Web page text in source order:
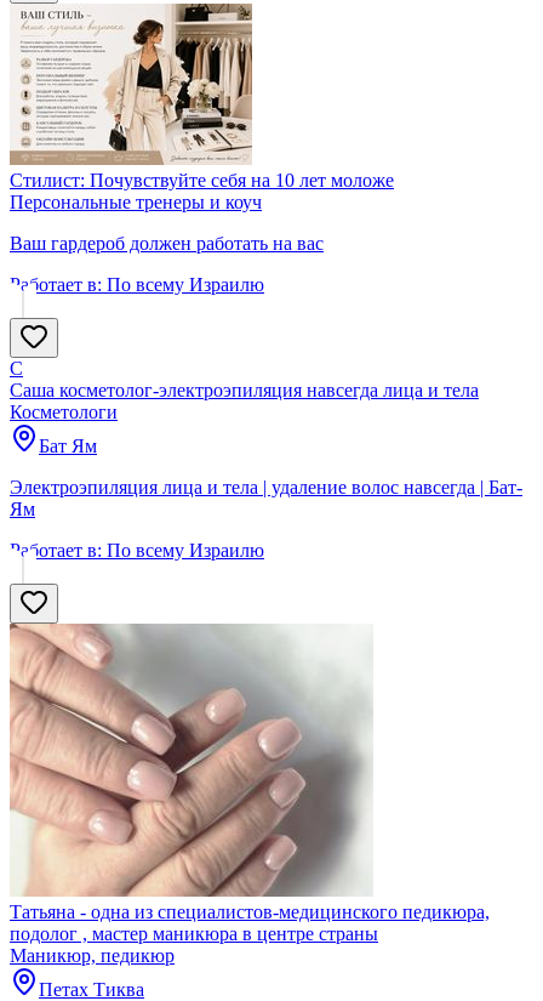
Стилист: Почувствуйте себя на 10 лет моложе
Персональные тренеры и коуч
Ваш гардероб должен работать на вас
Работает в: По всему Израилю
С
Саша косметолог-электроэпиляция навсегда лица и тела
Косметологи
Бат Ям
Электроэпиляция лица и тела | удаление волос навсегда | Бат-
Ям
Работает в: По всему Израилю
Татьяна - одна из специалистов-медицинского педикюра,
подолог , мастер маникюра в центре страны
Маникюр, педикюр
Петах Тиква